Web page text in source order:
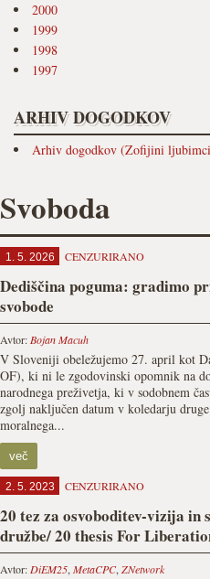
2000
1999
1998
1997
ARHIV DOGODKOV
Arhiv dogodkov (Zofijini
Svoboda
1. 5. 2026 CENZURIRANO
Dediščina poguma: gradimo
svobode
Avtor: Bojan Macuh
V Sloveniji obeležujemo 27. april kot
OF), ki ni le zgodovinski opomnik na
narodnega preživetja, ki v sodobnem
zgolj naključen datum v koledarju
moralnega...
več
2. 5. 2023 CENZURIRANO
20 tez za osvoboditev-vizija
družbe/ 20 thesis For
Avtor: DiEM25, MetaCPC, ZNetwork